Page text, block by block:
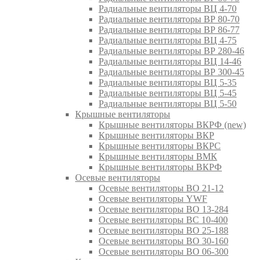
Радиальные вентиляторы ВЦ 4-70
Радиальные вентиляторы ВР 80-70
Радиальные вентиляторы ВР 86-77
Радиальные вентиляторы ВЦ 4-75
Радиальные вентиляторы ВР 280-46
Радиальные вентиляторы ВЦ 14-46
Радиальные вентиляторы ВР 300-45
Радиальные вентиляторы ВЦ 5-35
Радиальные вентиляторы ВЦ 5-45
Радиальные вентиляторы ВЦ 5-50
Крышные вентиляторы
Крышные вентиляторы ВКРФ (new)
Крышные вентиляторы ВКР
Крышные вентиляторы ВКРС
Крышные вентиляторы ВМК
Крышные вентиляторы ВКРФ
Осевые вентиляторы
Осевые вентиляторы ВО 21-12
Осевые вентиляторы YWF
Осевые вентиляторы ВО 13-284
Осевые вентиляторы ВС 10-400
Осевые вентиляторы ВО 25-188
Осевые вентиляторы ВО 30-160
Осевые вентиляторы ВО 06-300